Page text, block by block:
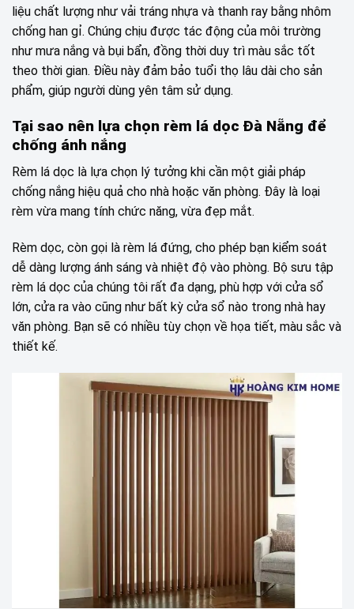
liệu chất lượng như vải tráng nhựa và thanh ray bằng nhôm
chống han gỉ. Chúng chịu được tác động của môi trường
như mưa nắng và bụi bẩn, đồng thời duy trì màu sắc tốt
theo thời gian. Điều này đảm bảo tuổi thọ lâu dài cho sản
phẩm, giúp người dùng yên tâm sử dụng.
Tại sao nên lựa chọn rèm lá dọc Đà Nẵng để
chống ánh nắng
Rèm lá dọc là lựa chọn lý tưởng khi cần một giải pháp
chống nắng hiệu quả cho nhà hoặc văn phòng. Đây là loại
rèm vừa mang tính chức năng, vừa đẹp mắt.
Rèm dọc, còn gọi là rèm lá đứng, cho phép bạn kiểm soát
dễ dàng lượng ánh sáng và nhiệt độ vào phòng. Bộ sưu tập
rèm lá dọc của chúng tôi rất đa dạng, phù hợp với cửa sổ
lớn, cửa ra vào cũng như bất kỳ cửa sổ nào trong nhà hay
văn phòng. Bạn sẽ có nhiều tùy chọn về họa tiết, màu sắc và
thiết kế.